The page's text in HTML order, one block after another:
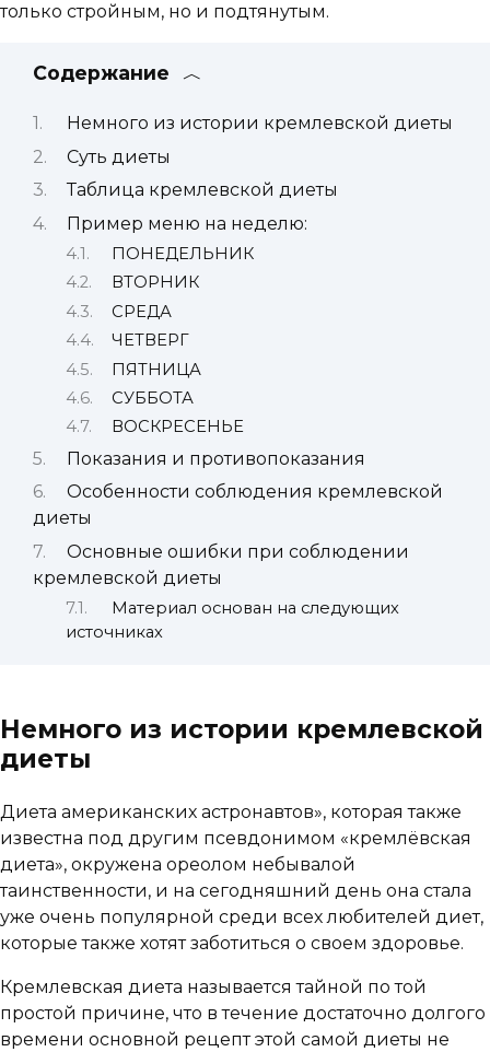
только стройным, но и подтянутым.
Содержание
Немного из истории кремлевской диеты
Суть диеты
Таблица кремлевской диеты
Пример меню на неделю:
ПОНЕДЕЛЬНИК
ВТОРНИК
СРЕДА
ЧЕТВЕРГ
ПЯТНИЦА
СУББОТА
ВОСКРЕСЕНЬЕ
Показания и противопоказания
Особенности соблюдения кремлевской
диеты
Основные ошибки при соблюдении
кремлевской диеты
Материал основан на следующих
источниках
Немного из истории кремлевской
диеты
Диета американских астронавтов», которая также
известна под другим псевдонимом «кремлёвская
диета», окружена ореолом небывалой
таинственности, и на сегодняшний день она стала
уже очень популярной среди всех любителей диет,
которые также хотят заботиться о своем здоровье.
Кремлевская диета называется тайной по той
простой причине, что в течение достаточно долгого
времени основной рецепт этой самой диеты не